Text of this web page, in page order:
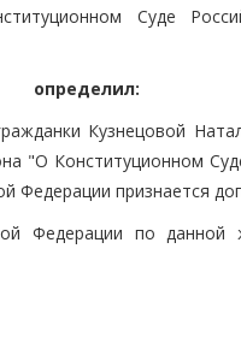
Суде
определил:
Кузнецовой
"О Конституционном
Федерации признается
Федерации по